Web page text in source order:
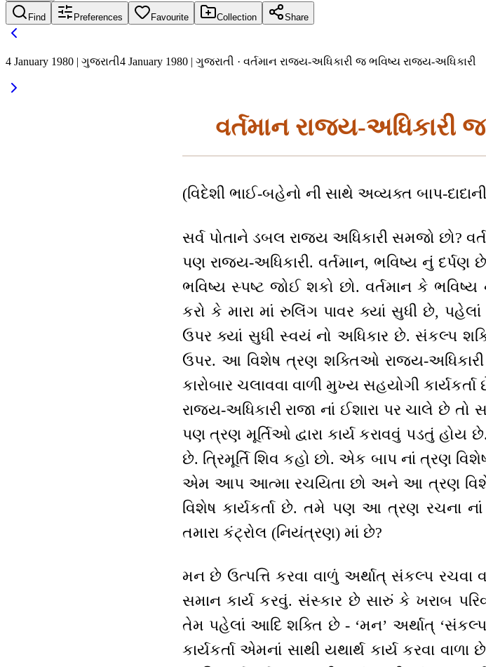
Find Preferences Favourite Collection Share
4 January 1980 | ગુજરાતી4 January 1980 | ગુજરાતી · વર્તમાન રાજ્ય-અધિકારી જ ભવિષ્ય રાજ્ય-અધિકારી
વર્તમાન રાજ્ય-અધિકારી
(વિદેશી ભાઈ-બહેનો ની સાથે અવ્યક્ત બાપ-
સર્વ પોતાને ડબલ રાજ્ય અધિકારી સમજો છો?
પણ રાજ્ય-અધિકારી. વર્તમાન, ભવિષ્ય નું દર્પણ
ભવિષ્ય સ્પષ્ટ જોઈ શકો છો. વર્તમાન કે
કરો કે મારા માં રુલિંગ પાવર ક્યાં સુધી છે,
ઉપર ક્યાં સુધી સ્વયં નો અધિકાર છે. સંકલ્પ
ઉપર. આ વિશેષ ત્રણ શક્તિઓ રાજ્ય-અધિકારી
કારોબાર ચલાવવા વાળી મુખ્ય સહયોગી
રાજ્ય-અધિકારી રાજા નાં ઈશારા પર ચાલે છે
પણ ત્રણ મૂર્તિઓ દ્વારા કાર્ય કરાવવું પડતું
છે. ત્રિમૂર્તિ શિવ કહો છો. એક બાપ નાં ત્રણ વિશેષ
એમ આપ આત્મા રચયિતા છો અને આ ત્રણ વિશેષ
વિશેષ કાર્યકર્તા છે. તમે પણ આ ત્રણ રચના નાં
તમારા કંટ્રોલ (નિયંત્રણ) માં છે?
મન છે ઉત્પત્તિ કરવા વાળું અર્થાત્ સંકલ્પ રચવા
સમાન કાર્ય કરવું. સંસ્કાર છે સારું કે ખરાબ
તેમ પહેલાં આદિ શક્તિ છે - ‘મન’ અર્થાત્
કાર્યકર્તા એમનાં સાથી યથાર્થ કાર્ય કરવા